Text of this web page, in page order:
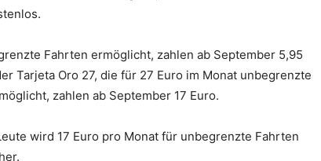
Fahrten ermöglicht, zahlen ab September 5,95
Tarjeta Oro 27, die für 27 Euro im Monat unbegrenzte
zahlen ab September 17 Euro.
wird 17 Euro pro Monat für unbegrenzte Fahrten